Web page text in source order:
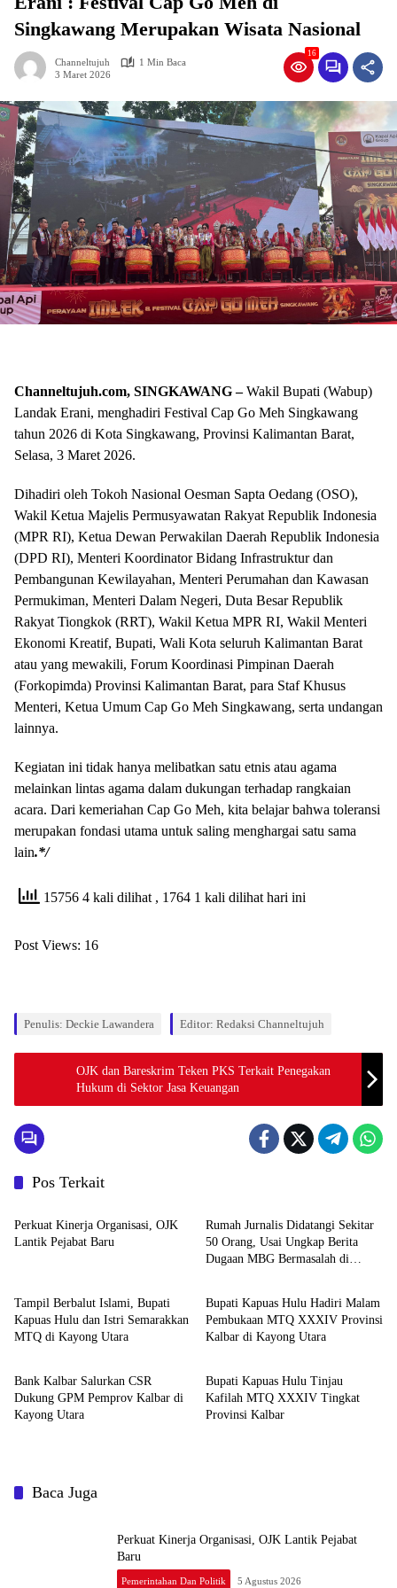
Singkawang Merupakan Wisata Nasional
Channeltujuh
1 Min Baca
3 Maret 2026
16
Channeltujuh.com, SINGKAWANG –Wakil Bupati (Wabup)
Landak Erani, menghadiri Festival Cap Go Meh Singkawang
tahun 2026 di Kota Singkawang, Provinsi Kalimantan Barat,
Selasa, 3 Maret 2026.
Dihadiri oleh Tokoh Nasional Oesman Sapta Oedang (OSO),
Wakil Ketua Majelis Permusyawatan Rakyat Republik Indonesia
(MPR RI), Ketua Dewan Perwakilan Daerah Republik Indonesia
(DPD RI), Menteri Koordinator Bidang Infrastruktur dan
Pembangunan Kewilayahan, Menteri Perumahan dan Kawasan
Permukiman, Menteri Dalam Negeri, Duta Besar Republik
Rakyat Tiongkok (RRT), Wakil Ketua MPR RI, Wakil Menteri
Ekonomi Kreatif, Bupati, Wali Kota seluruh Kalimantan Barat
atau yang mewakili, Forum Koordinasi Pimpinan Daerah
(Forkopimda) Provinsi Kalimantan Barat, para Staf Khusus
Menteri, Ketua Umum Cap Go Meh Singkawang, serta undangan
lainnya.
Kegiatan ini tidak hanya melibatkan satu etnis atau agama
melainkan lintas agama dalam dukungan terhadap rangkaian
acara. Dari kemeriahan Cap Go Meh, kita belajar bahwa toleransi
merupakan fondasi utama untuk saling menghargai satu sama
lain.*/
15756 4 kali dilihat , 1764 1 kali dilihat hari ini
Post Views: 16
Penulis: Deckie Lawandera Editor: Redaksi Channeltujuh
OJK dan Bareskrim Teken PKS Terkait Penegakan
Hukum di Sektor Jasa Keuangan
Pos Terkait
Pemerintahan dan Politik
Perkuat Kinerja Organisasi, OJK
Lantik Pejabat Baru
Rumah Jurnalis Didatangi Sekitar
50 Orang, Usai Ungkap Berita
Dugaan MBG Bermasalah di
Tampil Berbalut Islami, Bupati
Kapuas Hulu dan Istri Semarakkan
MTQ di Kayong Utara
Pemerintahan dan Politik
Bupati Kapuas Hulu Hadiri Malam
Pembukaan MTQ XXXIV Provinsi
Kalbar di Kayong Utara
Pemerintahan dan Politik
Bank Kalbar Salurkan CSR
Dukung GPM Pemprov Kalbar di
Kayong Utara
Pemerintahan dan Politik
Bupati Kapuas Hulu Tinjau
Kafilah MTQ XXXIV Tingkat
Provinsi Kalbar
Baca Juga
Perkuat Kinerja Organisasi, OJK Lantik Pejabat
Baru
Pemerintahan Dan Politik 5 Agustus 2026